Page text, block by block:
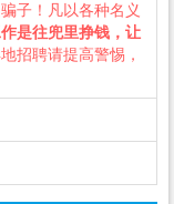
子！凡以各种名义
是往兜里挣钱，让
地招聘请提高警惕，